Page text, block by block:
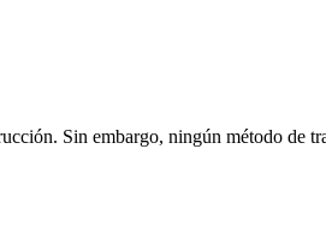
Sin embargo, ningún método de